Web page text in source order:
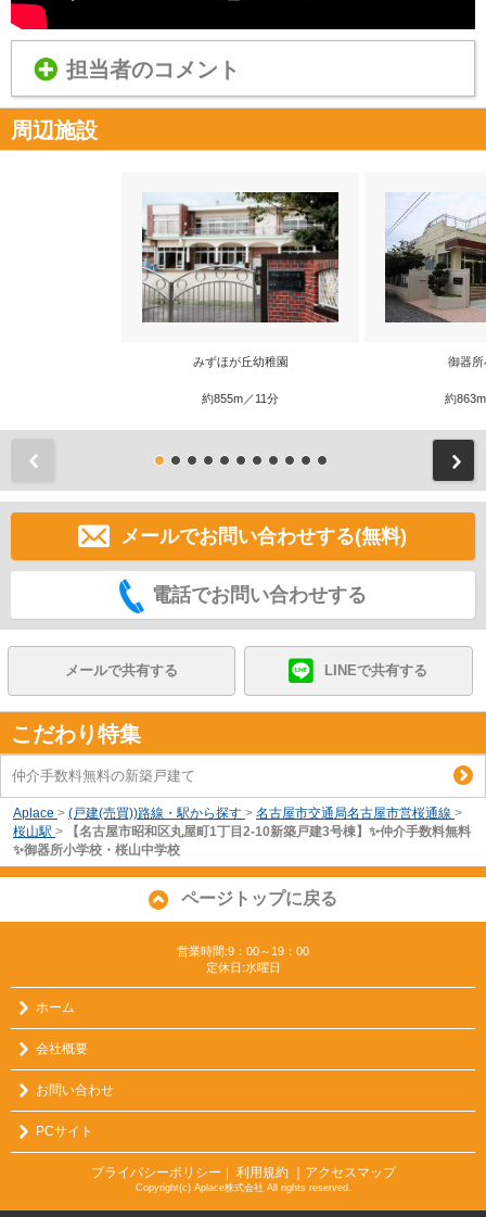
担当者のコメント
周辺施設
みずほが丘幼稚園
約855m／11分
御器所
約
メールでお問い合わせする(無料)
電話でお問い合わせする
メールで共有する LINEで共有する
こだわり特集
仲介手数料無料の新築戸建て
Aplace > (戸建(売買))路線・駅から探す > 名古屋市交通局名古屋市営桜通線 >
桜山駅 >
【名古屋市昭和区丸屋町1丁目2-10新築戸建3号棟】✨️仲介手数料無料
✨️御器所小学校・桜山中学校
ページトップに戻る
営業時間:9：00～19：00
定休日:水曜日
ホーム
会社概要
お問い合わせ
PCサイト
プライバシーポリシー ｜ 利用規約 ｜アクセスマップ
Copyright(c) Aplace株式会社 All rights reserved.